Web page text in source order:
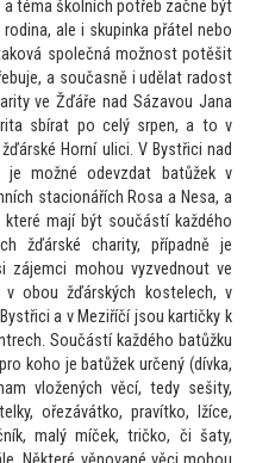
téma školních potřeb začne být
ale i skupinka přátel nebo
společná možnost potěšit
a současně i udělat radost
ve Žďáře nad Sázavou Jana
sbírat po celý srpen, a to v
Horní ulici. V Bystřici nad
je možné odevzdat batůžek v
stacionářích Rosa a Nesa, a
mají být součástí každého
žďárské charity, případně je
zájemci mohou vyzvednout ve
obou žďárských kostelech, v
a v Meziříčí jsou kartičky k
Součástí každého batůžku
koho je batůžek určený (dívka,
vložených věcí, tedy sešity,
ořezávátko, pravítko, lžíce,
malý míček, tričko, či šaty,